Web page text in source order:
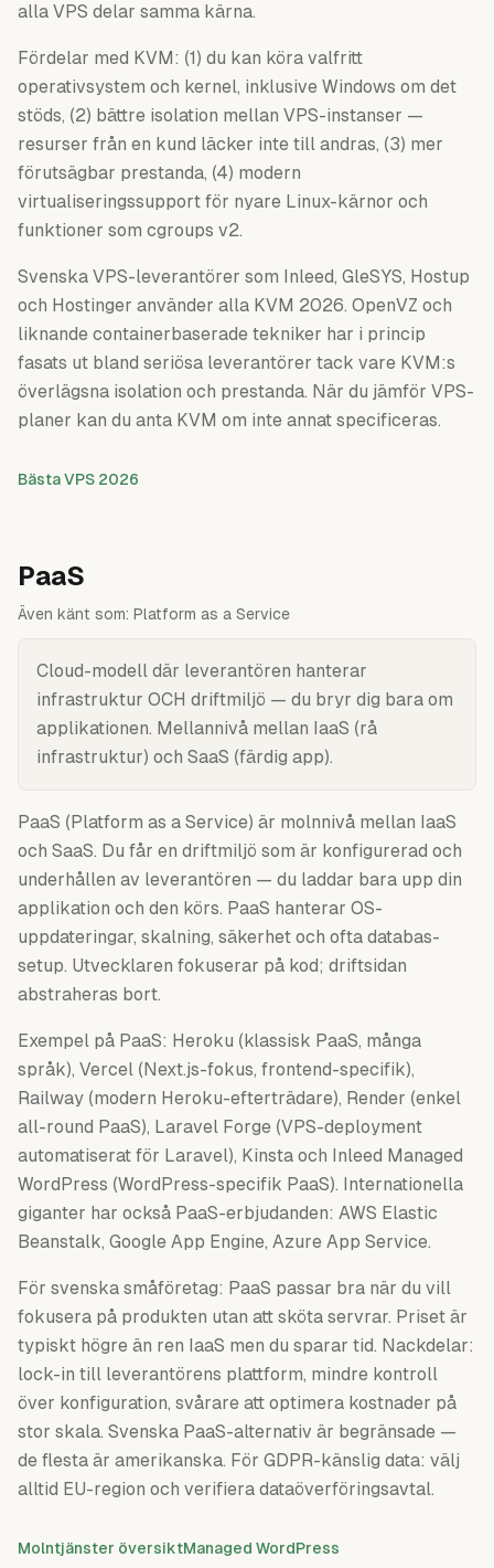
alla VPS delar samma kärna.
Fördelar med KVM: (1) du kan köra valfritt
operativsystem och kernel, inklusive Windows om det
stöds, (2) bättre isolation mellan VPS-instanser —
resurser från en kund läcker inte till andras, (3) mer
förutsägbar prestanda, (4) modern
virtualiseringssupport för nyare Linux-kärnor och
funktioner som cgroups v2.
Svenska VPS-leverantörer som Inleed, GleSYS, Hostup
och Hostinger använder alla KVM 2026. OpenVZ och
liknande containerbaserade tekniker har i princip
fasats ut bland seriösa leverantörer tack vare KVM:s
överlägsna isolation och prestanda. När du jämför VPS-
planer kan du anta KVM om inte annat specificeras.
Bästa VPS 2026
PaaS
Även känt som: Platform as a Service
Cloud-modell där leverantören hanterar
infrastruktur OCH driftmiljö — du bryr dig bara om
applikationen. Mellannivå mellan IaaS (rå
infrastruktur) och SaaS (färdig app).
PaaS (Platform as a Service) är molnnivå mellan IaaS
och SaaS. Du får en driftmiljö som är konfigurerad och
underhållen av leverantören — du laddar bara upp din
applikation och den körs. PaaS hanterar OS-
uppdateringar, skalning, säkerhet och ofta databas-
setup. Utvecklaren fokuserar på kod; driftsidan
abstraheras bort.
Exempel på PaaS: Heroku (klassisk PaaS, många
språk), Vercel (Next.js-fokus, frontend-specifik),
Railway (modern Heroku-efterträdare), Render (enkel
all-round PaaS), Laravel Forge (VPS-deployment
automatiserat för Laravel), Kinsta och Inleed Managed
WordPress (WordPress-specifik PaaS). Internationella
giganter har också PaaS-erbjudanden: AWS Elastic
Beanstalk, Google App Engine, Azure App Service.
För svenska småföretag: PaaS passar bra när du vill
fokusera på produkten utan att sköta servrar. Priset är
typiskt högre än ren IaaS men du sparar tid. Nackdelar:
lock-in till leverantörens plattform, mindre kontroll
över konfiguration, svårare att optimera kostnader på
stor skala. Svenska PaaS-alternativ är begränsade —
de flesta är amerikanska. För GDPR-känslig data: välj
alltid EU-region och verifiera dataöverföringsavtal.
Molntjänster översiktManaged WordPress